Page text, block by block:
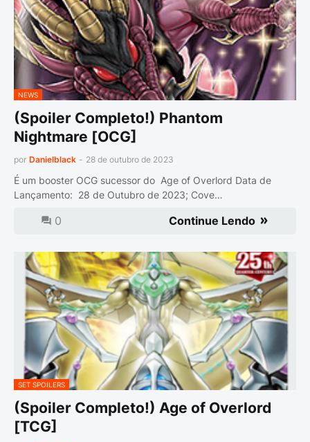
NEWS
(Spoiler Completo!) Phantom
Nightmare [OCG]
por Danielblack - 28 de outubro de 2023
É um booster OCG sucessor do Age of Overlord Data de
Lançamento: 28 de Outubro de 2023; Cove…
0 Continue Lendo
SET SPOILERS
(Spoiler Completo!) Age of Overlord
[TCG]